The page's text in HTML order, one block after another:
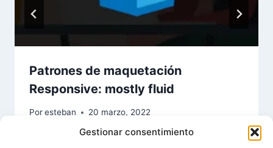
Gestionar consentimiento
Patrones de maquetación
Responsive: mostly fluid
Poresteban 20 marzo, 2022